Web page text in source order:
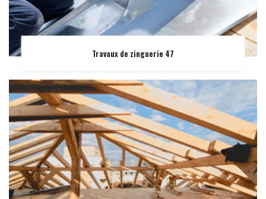
Travaux de zinguerie 47